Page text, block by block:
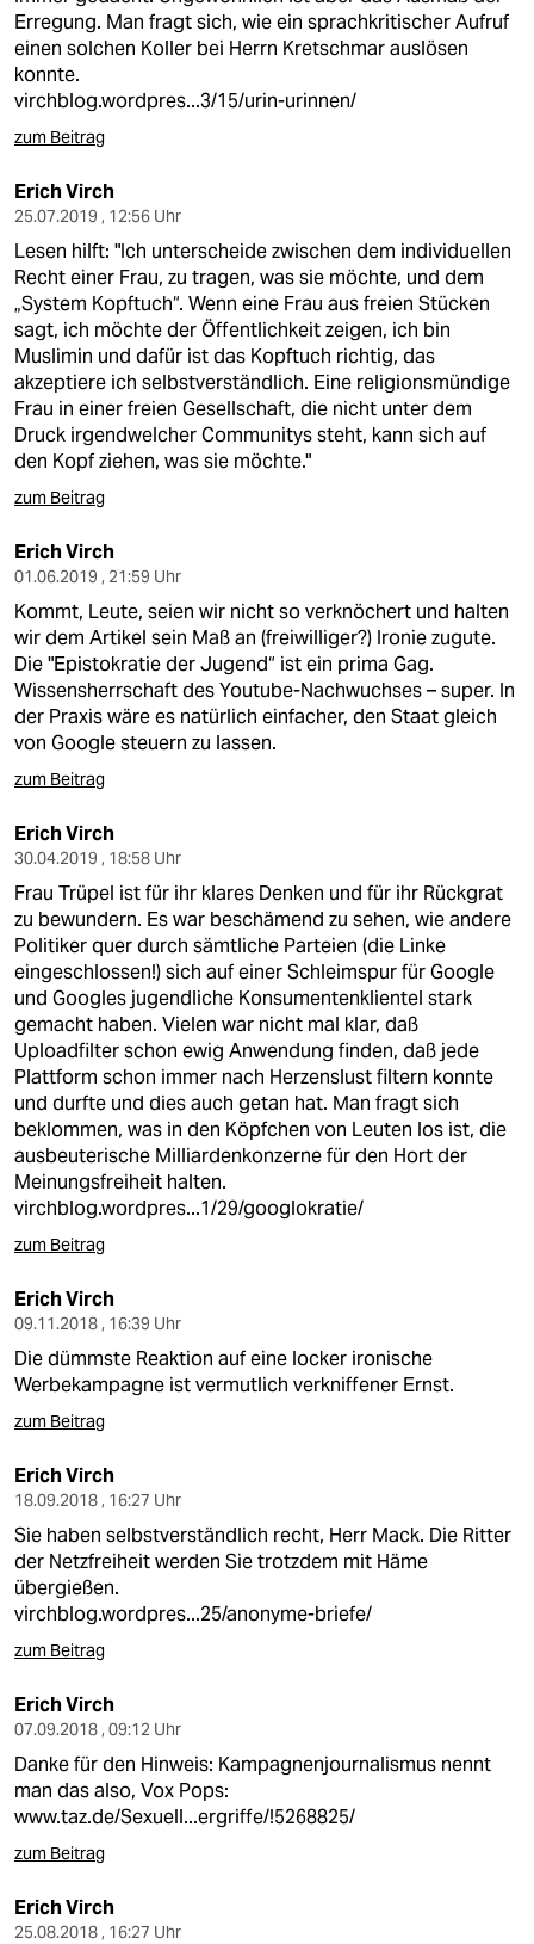
Erregung. Man fragt sich, wie ein sprachkritischer Aufruf
einen solchen Koller bei Herrn Kretschmar auslösen
konnte.
virchblog.wordpres...3/15/urin-urinnen/
zum Beitrag
Erich Virch
25.07.2019 , 12:56 Uhr
Lesen hilft: "Ich unterscheide zwischen dem individuellen
Recht einer Frau, zu tragen, was sie möchte, und dem
„System Kopftuch“. Wenn eine Frau aus freien Stücken
sagt, ich möchte der Öffentlichkeit zeigen, ich bin
Muslimin und dafür ist das Kopftuch richtig, das
akzeptiere ich selbstverständlich. Eine religionsmündige
Frau in einer freien Gesellschaft, die nicht unter dem
Druck irgendwelcher Communitys steht, kann sich auf
den Kopf ziehen, was sie möchte."
zum Beitrag
Erich Virch
01.06.2019 , 21:59 Uhr
Kommt, Leute, seien wir nicht so verknöchert und halten
wir dem Artikel sein Maß an (freiwilliger?) Ironie zugute.
Die "Epistokratie der Jugend“ ist ein prima Gag.
Wissensherrschaft des Youtube-Nachwuchses – super. In
der Praxis wäre es natürlich einfacher, den Staat gleich
von Google steuern zu lassen.
zum Beitrag
Erich Virch
30.04.2019 , 18:58 Uhr
Frau Trüpel ist für ihr klares Denken und für ihr Rückgrat
zu bewundern. Es war beschämend zu sehen, wie andere
Politiker quer durch sämtliche Parteien (die Linke
eingeschlossen!) sich auf einer Schleimspur für Google
und Googles jugendliche Konsumentenklientel stark
gemacht haben. Vielen war nicht mal klar, daß
Uploadfilter schon ewig Anwendung finden, daß jede
Plattform schon immer nach Herzenslust filtern konnte
und durfte und dies auch getan hat. Man fragt sich
beklommen, was in den Köpfchen von Leuten los ist, die
ausbeuterische Milliardenkonzerne für den Hort der
Meinungsfreiheit halten.
virchblog.wordpres...1/29/googlokratie/
zum Beitrag
Erich Virch
09.11.2018 , 16:39 Uhr
Die dümmste Reaktion auf eine locker ironische
Werbekampagne ist vermutlich verkniffener Ernst.
zum Beitrag
Erich Virch
18.09.2018 , 16:27 Uhr
Sie haben selbstverständlich recht, Herr Mack. Die Ritter
der Netzfreiheit werden Sie trotzdem mit Häme
übergießen.
virchblog.wordpres...25/anonyme-briefe/
zum Beitrag
Erich Virch
07.09.2018 , 09:12 Uhr
Danke für den Hinweis: Kampagnenjournalismus nennt
man das also, Vox Pops:
www.taz.de/Sexuell...ergriffe/!5268825/
zum Beitrag
Erich Virch
25.08.2018 , 16:27 Uhr